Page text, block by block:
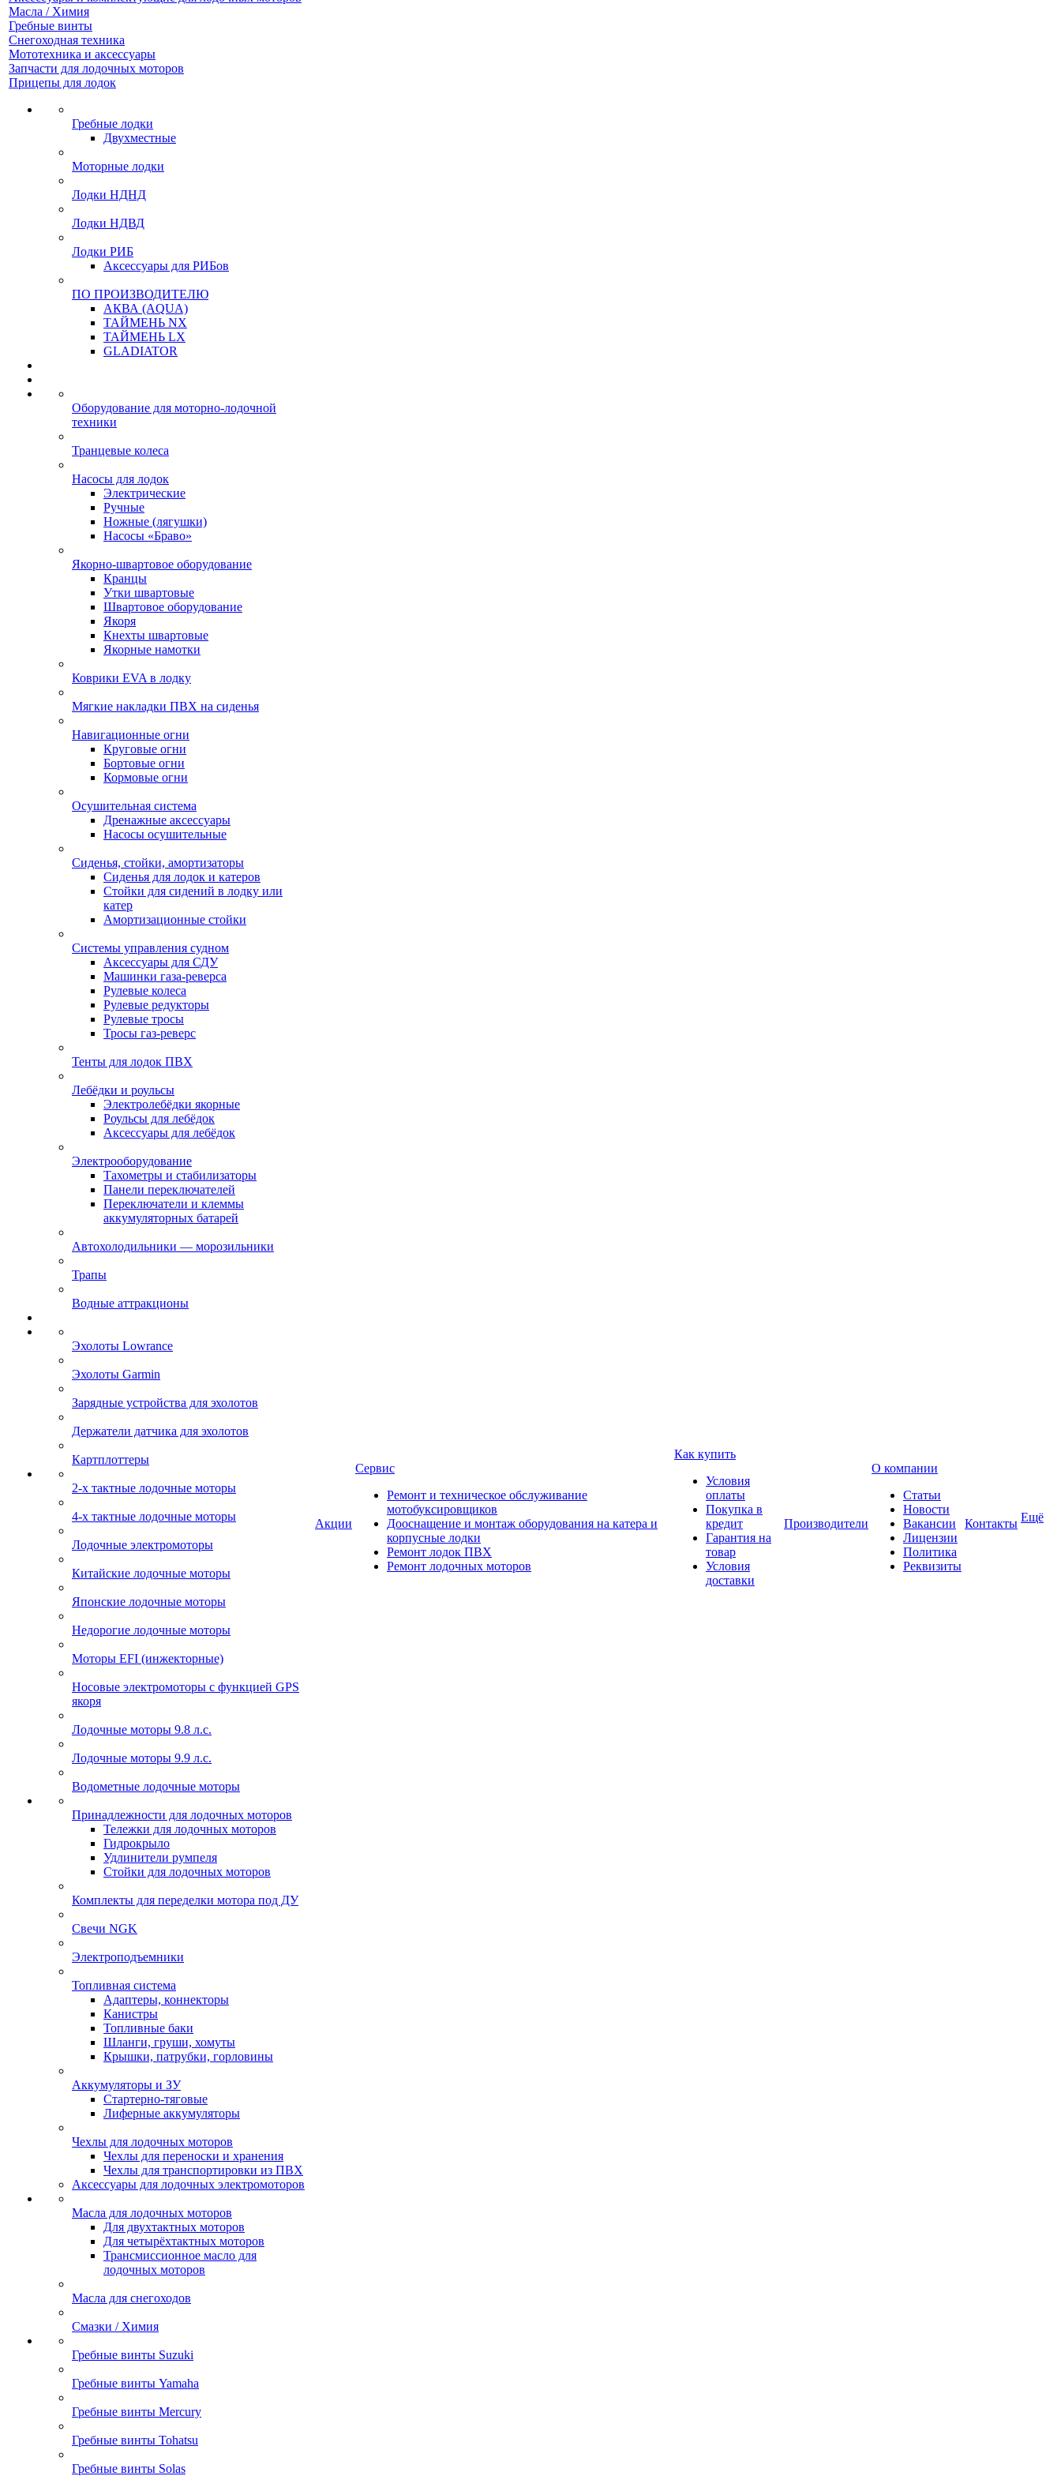
Масла / Химия
Гребные винты
Снегоходная техника
Мототехника и аксессуары
Запчасти для лодочных моторов
Прицепы для лодок
Гребные лодки
Двухместные
Моторные лодки
Лодки НДНД
Лодки НДВД
Лодки РИБ
Аксессуары для РИБов
ПО ПРОИЗВОДИТЕЛЮ
АКВА (AQUA)
ТАЙМЕНЬ NX
ТАЙМЕНЬ LX
GLADIATOR
Оборудование для моторно-лодочной
техники
Транцевые колеса
Насосы для лодок
Электрические
Ручные
Ножные (лягушки)
Насосы «Браво»
Якорно-швартовое оборудование
Кранцы
Утки швартовые
Швартовое оборудование
Якоря
Кнехты швартовые
Якорные намотки
Коврики EVA в лодку
Мягкие накладки ПВХ на сиденья
Навигационные огни
Круговые огни
Бортовые огни
Кормовые огни
Осушительная система
Дренажные аксессуары
Насосы осушительные
Сиденья, стойки, амортизаторы
Сиденья для лодок и катеров
Стойки для сидений в лодку или
катер
Амортизационные стойки
Системы управления судном
Аксессуары для СДУ
Машинки газа-реверса
Рулевые колеса
Рулевые редукторы
Рулевые тросы
Тросы газ-реверс
Тенты для лодок ПВХ
Лебёдки и роульсы
Электролебёдки якорные
Роульсы для лебёдок
Аксессуары для лебёдок
Электрооборудование
Тахометры и стабилизаторы
Панели переключателей
Переключатели и клеммы
аккумуляторных батарей
Автохолодильники — морозильники
Трапы
Водные аттракционы
Эхолоты Lowrance
Эхолоты Garmin
Зарядные устройства для эхолотов
Держатели датчика для эхолотов
Картплоттеры
2-х тактные лодочные моторы
4-х тактные лодочные моторы
Лодочные электромоторы
Китайские лодочные моторы
Японские лодочные моторы
Недорогие лодочные моторы
Моторы EFI (инжекторные)
Носовые электромоторы с функцией GPS
якоря
Лодочные моторы 9.8 л.с.
Лодочные моторы 9.9 л.с.
Водометные лодочные моторы
Принадлежности для лодочных моторов
Тележки для лодочных моторов
Гидрокрыло
Удлинители румпеля
Стойки для лодочных моторов
Комплекты для переделки мотора под ДУ
Свечи NGK
Электроподъемники
Топливная система
Адаптеры, коннекторы
Канистры
Топливные баки
Шланги, груши, хомуты
Крышки, патрубки, горловины
Аккумуляторы и ЗУ
Стартерно-тяговые
Лиферные аккумуляторы
Чехлы для лодочных моторов
Чехлы для переноски и хранения
Чехлы для транспортировки из ПВХ
Аксессуары для лодочных электромоторов
Масла для лодочных моторов
Для двухтактных моторов
Для четырёхтактных моторов
Трансмиссионное масло для
лодочных моторов
Масла для снегоходов
Смазки / Химия
Гребные винты Suzuki
Гребные винты Yamaha
Гребные винты Mercury
Гребные винты Tohatsu
Гребные винты Solas
Акции
Сервис
Ремонт и техническое обслуживание
мотобуксировщиков
Дооснащение и монтаж оборудования на катера и
корпусные лодки
Ремонт лодок ПВХ
Ремонт лодочных моторов
Как купить
Условия
оплаты
Покупка в
кредит
Гарантия на
товар
Условия
доставки
Производители
О компании
Статьи
Новости
Вакансии
Лицензии
Политика
Реквизиты
Контакты Ещё